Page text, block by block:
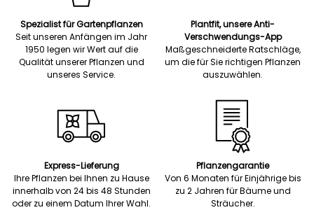
Spezialist für Gartenpflanzen
Seit unseren Anfängen im Jahr
1950 legen wir Wert auf die
Qualität unserer Pflanzen und
unseres Service.
Plantfit, unsere Anti-
Verschwendungs-App
Maßgeschneiderte Ratschläge,
um die für Sie richtigen Pflanzen
auszuwählen.
Express-Lieferung
Ihre Pflanzen bei Ihnen zu Hause
innerhalb von 24 bis 48 Stunden
oder zu einem Datum Ihrer Wahl.
Pflanzengarantie
Von 6 Monaten für Einjährige bis
zu 2 Jahren für Bäume und
Sträucher.